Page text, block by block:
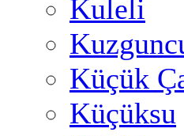
Kuleli
Küçük
Küçüksu